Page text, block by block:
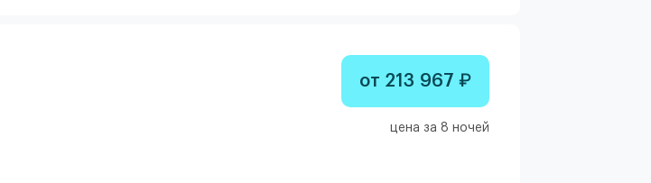
от 213 967 ₽
цена за 8 ночей